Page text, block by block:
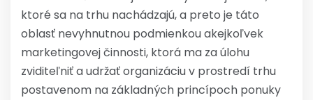
ktoré sa na trhu nachádzajú, a preto je táto
oblasť nevyhnutnou podmienkou akejkoľvek
marketingovej činnosti, ktorá ma za úlohu
zviditeľniť a udržať organizáciu v prostredí trhu
postavenom na základných princípoch ponuky